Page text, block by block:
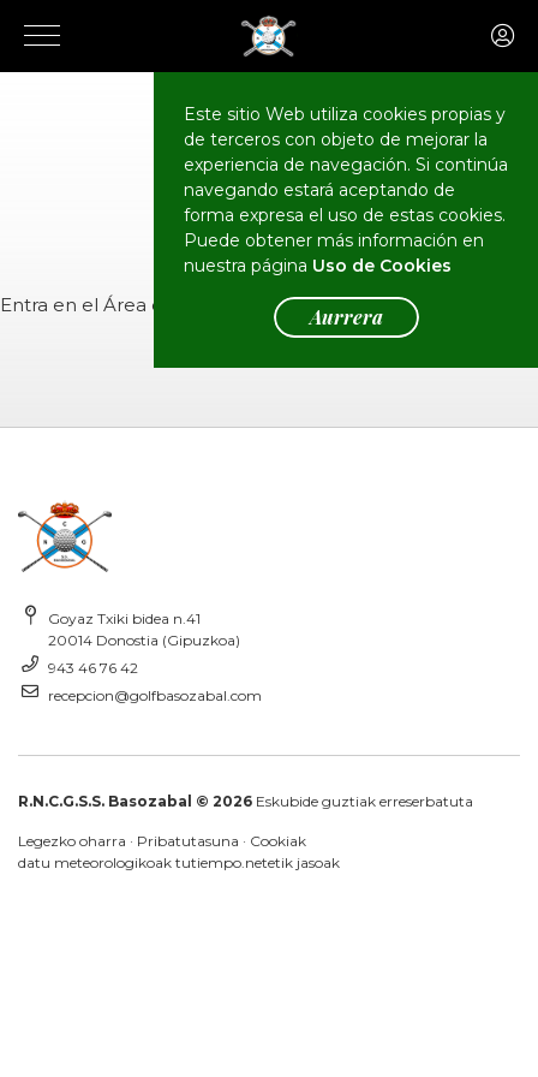
Este sitio Web utiliza cookies propias y
de terceros con objeto de mejorar la
experiencia de navegación. Si continúa
navegando estará aceptando de
forma expresa el uso de estas cookies.
Puede obtener más información en
nuestra página Uso de Cookies
Aurrera
CALENDARIO
Eventos
Entra en el Área de Socios para ver el evento.
Goyaz Txiki bidea n.41
20014 Donostia (Gipuzkoa)
943 46 76 42
recepcion@golfbasozabal.com
R.N.C.G.S.S. Basozabal © 2026 Eskubide guztiak erreserbatuta
Legezko oharra · Pribatutasuna · Cookiak
datu meteorologikoak tutiempo.netetik jasoak